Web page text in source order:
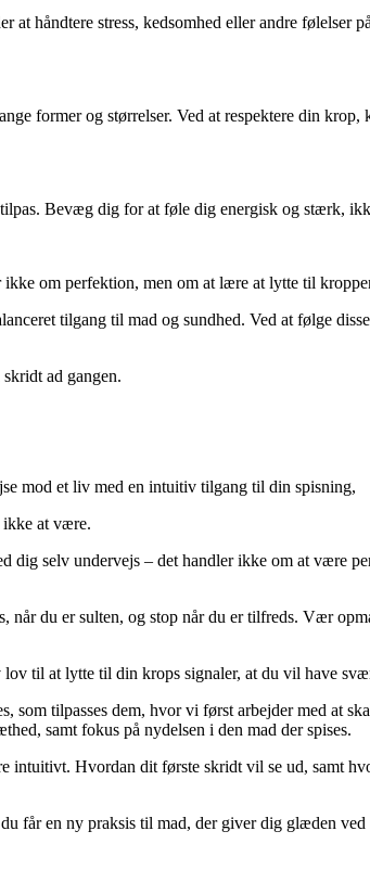
at håndtere stress, kedsomhed eller andre følelser
former og størrelser. Ved at respektere din krop,
Bevæg dig for at føle dig energisk og stærk,
om perfektion, men om at lære at lytte til
tilgang til mad og sundhed. Ved at følge
ad gangen.
mod et liv med en intuitiv tilgang til din spisning,
ikke at være.
selv undervejs – det handler ikke om at være
når du er sulten, og stop når du er tilfreds. Vær
til at lytte til din krops signaler, at du vil have
som tilpasses dem, hvor vi først arbejder med at
samt fokus på nydelsen i den mad der spises.
intuitivt. Hvordan dit første skridt vil se ud, samt
får en ny praksis til mad, der giver dig glæden